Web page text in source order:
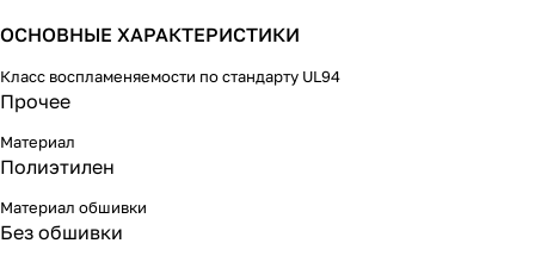
ОСНОВНЫЕ ХАРАКТЕРИСТИКИ
Класс воспламеняемости по стандарту UL94
Прочее
Материал
Полиэтилен
Материал обшивки
Без обшивки